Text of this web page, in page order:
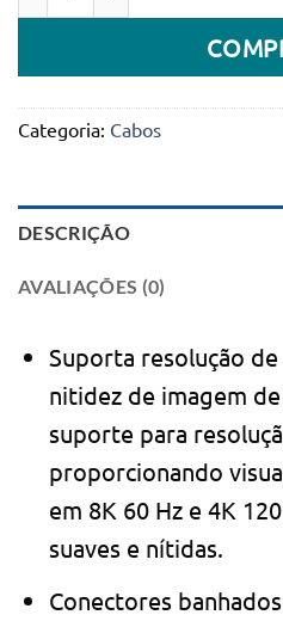
Categoria: Cabos
DESCRIÇÃO
AVALIAÇÕES (0)
Suporta resolução
nitidez de imagem
suporte para
proporcionando
em 8K 60 Hz e 4K
suaves e nítidas.
Conectores